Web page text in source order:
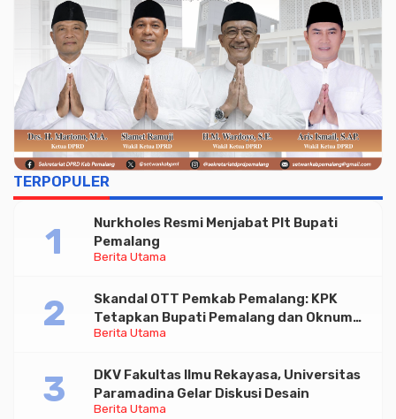
TERPOPULER
Berita Utama
Nurkholes Resmi Menjabat Plt Bupati
Pemalang
Berita Utama
Skandal OTT Pemkab Pemalang: KPK
Tetapkan Bupati Pemalang dan Oknum
Staf Internal Sebagai Tersangka
Berita Utama
DKV Fakultas Ilmu Rekayasa, Universitas
Paramadina Gelar Diskusi Desain